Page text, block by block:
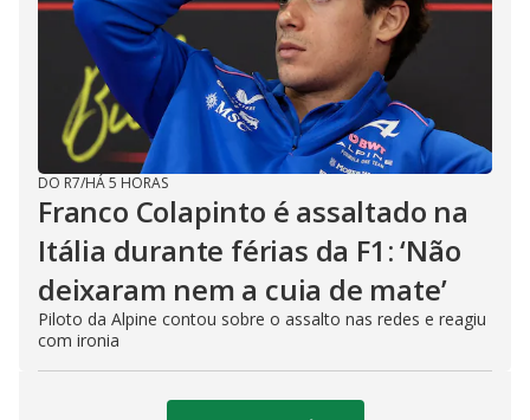
DO R7/HÁ 5 HORAS
Franco Colapinto é assaltado na
Itália durante férias da F1: ‘Não
deixaram nem a cuia de mate’
Piloto da Alpine contou sobre o assalto nas redes e reagiu
com ironia